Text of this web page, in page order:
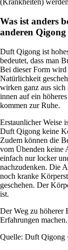
(Krankheiten)
Was ist anders
anderen
Duft Qigong ist
bedeutet, dass man
Bei dieser Form wird
Natürlichkeit
wirken ganz aus
innen auf ein
kommen zur Ruhe.
Erstaunlicher Weise
Duft Qigong keine
Zudem können die
vom Übenden keine
einfach nur locker
nachzudenken. Die
noch kranke
geschehen. Der
ist.
Der Weg zu höherer
Erfahrungen
Quelle: Duft Qigong